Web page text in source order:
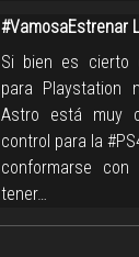
#VamosaEstrenar
Si bien es cierto
para Playstation
Astro está muy
control para la
conformarse
tener…